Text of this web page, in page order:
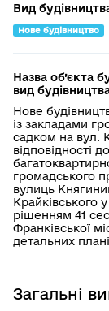
Вид
Нове будівництво
Назва об’єкта
вид
Нове
із закладами
садком на вул.
відповідності
громадського
вулиць
Крайківського
рішенням 41
Франківської
детальних
Загальні